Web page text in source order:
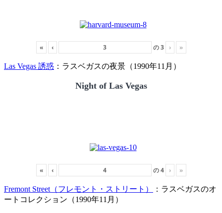
« ‹ の3 › »
Las Vegas 誘惑 ：ラスベガスの夜景（1990年11月）
Night of Las Vegas
« ‹ の4 › »
Fremont Street（フレモント・ストリート）
：ラスベガスのオ
ートコレクション（1990年11月）